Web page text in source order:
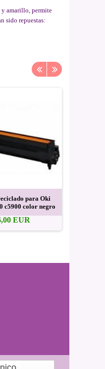
y amarillo, permite
sido repuestas:
para Oki
c5900 color negro
EUR